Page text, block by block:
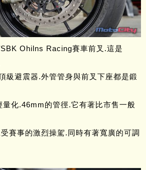
Ohilns Racing賽車前叉.這是
級避震器.外管管身與前叉下座都是鍛
化.46mm的管徑.它有著比市售一般
賽事的激烈操駕.同時有著寬廣的可調